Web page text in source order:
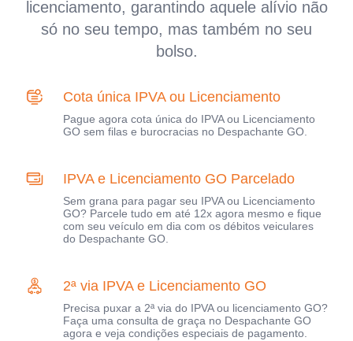
licenciamento, garantindo aquele alívio não
só no seu tempo, mas também no seu
bolso.
Cota única IPVA ou Licenciamento
Pague agora cota única do IPVA ou Licenciamento
GO sem filas e burocracias no Despachante GO.
IPVA e Licenciamento GO Parcelado
Sem grana para pagar seu IPVA ou Licenciamento
GO? Parcele tudo em até 12x agora mesmo e fique
com seu veículo em dia com os débitos veiculares
do Despachante GO.
2ª via IPVA e Licenciamento GO
Precisa puxar a 2ª via do IPVA ou licenciamento GO?
Faça uma consulta de graça no Despachante GO
agora e veja condições especiais de pagamento.